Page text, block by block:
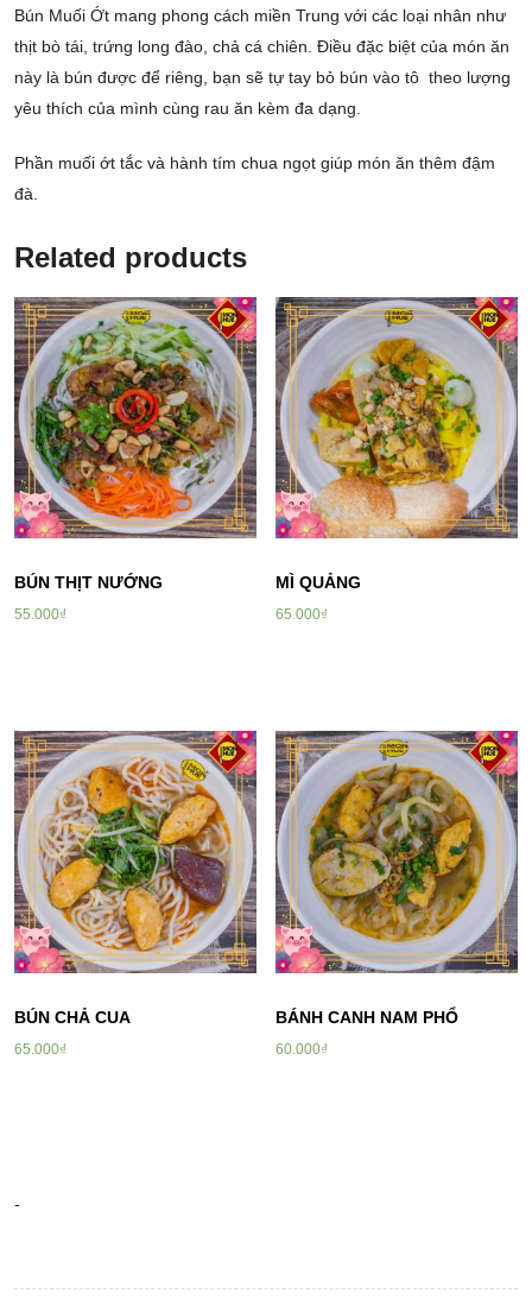
Bún Muối Ớt mang phong cách miền Trung với các loại nhân như
thịt bò tái, trứng long đào, chả cá chiên. Điều đặc biệt của món ăn
này là bún được để riêng, bạn sẽ tự tay bỏ bún vào tô theo lượng
yêu thích của mình cùng rau ăn kèm đa dạng.
Phần muối ớt tắc và hành tím chua ngọt giúp món ăn thêm đậm
đà.
Related products
BÚN THỊT NƯỚNG
55.000₫
MÌ QUẢNG
65.000₫
BÚN CHẢ CUA
65.000₫
BÁNH CANH NAM PHỔ
60.000₫
-